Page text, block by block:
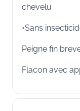
chevelu
•Sans
Peigne fin
Flacon avec